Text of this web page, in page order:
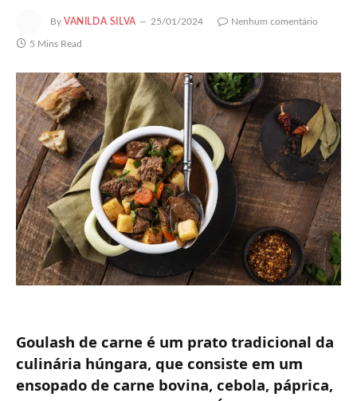
By VANILDA SILVA 25/01/2024 Nenhum comentário
5 Mins Read
Goulash de carne é um prato tradicional da
culinária húngara, que consiste em um
ensopado de carne bovina, cebola, páprica,